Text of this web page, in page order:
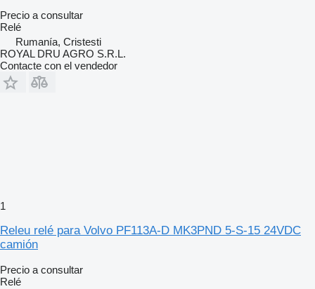
Precio a consultar
Relé
Rumanía, Cristesti
ROYAL DRU AGRO S.R.L.
Contacte con el vendedor
1
Releu relé para Volvo PF113A-D MK3PND 5-S-15 24VDC
camión
Precio a consultar
Relé